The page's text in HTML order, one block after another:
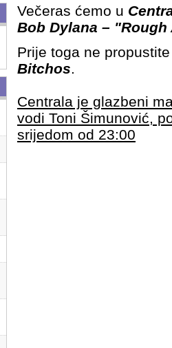
Večeras ćemo u
Bob Dylana – "Rough
Prije toga ne
Bitchos.
Centrala je glazbeni
vodi Toni Šimunović,
srijedom od 23:00